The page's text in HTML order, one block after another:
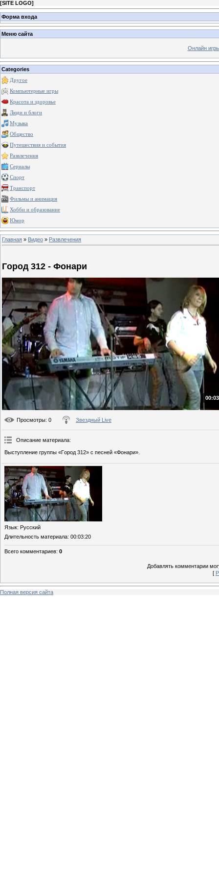
[SITE LOGO]
Форма входа
Меню сайта
Онлайн
Categories
Другое
Компьютерные игры
Красота и здоровье
Люди и блоги
Музыка
Общество
Путешествия и события
Развлечения
Сериалы
Спорт
Транспорт
Фильмы и анимация
Хобби и образование
Юмор
Главная » Видео » Развлечения
Гoрод 312 - Фонари
Просмотры: 0 Звездный Live
Описание материала:
Выступление группы «Гoрод 312» с песней «Фонари».
Язык: Русский
Длительность материала: 00:03:20
Всего комментариев: 0
Добавлять комментарии
[
Полная версия сайта